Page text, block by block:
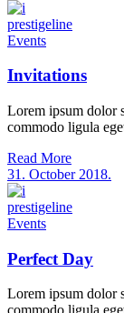
prestigeline
Events
Invitations
Lorem ipsum dolor
commodo ligula
Read More
31. October 2018.
prestigeline
Events
Perfect Day
Lorem ipsum dolor